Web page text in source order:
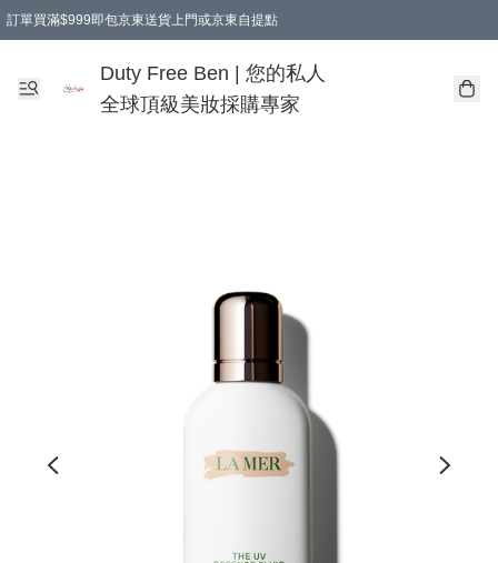
訂單買滿$999即包京東送貨上門或京東自提點
Duty Free Ben | 您的私人
全球頂級美妝採購專家